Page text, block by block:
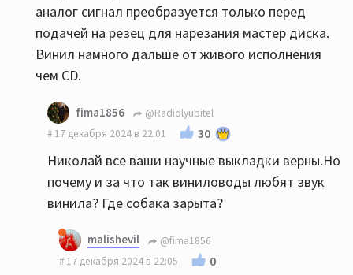
аналог сигнал преобразуется только перед
подачей на резец для нарезания мастер диска.
Винил намного дальше от живого исполнения
чем CD.
fima1856
@Radiolyubitel
17 декабря 2024 в 22:01
30
Николай все ваши научные выкладки верны.Но
почему и за что так виниловоды любят звук
винила? Где собака зарыта?
malishevil
@fima1856
17 декабря 2024 в 22:05
0